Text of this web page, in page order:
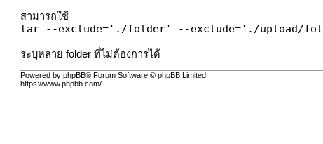
สามารถใช้
tar --exclude='./folder' --exclude='./upload/
ระบุหลาย folder ที่ไม่ต้องการได้
Powered by phpBB® Forum Software © phpBB Limited
https://www.phpbb.com/